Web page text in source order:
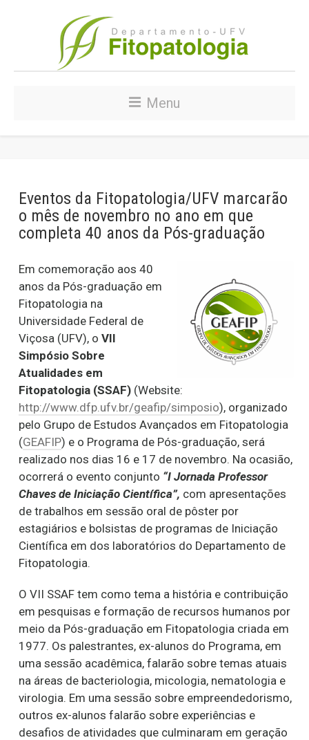
Menu
Eventos da Fitopatologia/UFV marcarão
o mês de novembro no ano em que
completa 40 anos da Pós-graduação
Em comemoração aos 40
anos da Pós-graduação em
Fitopatologia na
Universidade Federal de
Viçosa (UFV), o VII
Simpósio Sobre
Atualidades em
Fitopatologia (SSAF) (Website:
http://www.dfp.ufv.br/geafip/simposio), organizado
pelo Grupo de Estudos Avançados em Fitopatologia
(GEAFIP) e o Programa de Pós-graduação, será
realizado nos dias 16 e 17 de novembro. Na ocasião,
ocorrerá o evento conjunto “I Jornada Professor
Chaves de Iniciação Científica”, com apresentações
de trabalhos em sessão oral de pôster por
estagiários e bolsistas de programas de Iniciação
Científica em dos laboratórios do Departamento de
Fitopatologia.
O VII SSAF tem como tema a história e contribuição
em pesquisas e formação de recursos humanos por
meio da Pós-graduação em Fitopatologia criada em
1977. Os palestrantes, ex-alunos do Programa, em
uma sessão acadêmica, falarão sobre temas atuais
na áreas de bacteriologia, micologia, nematologia e
virologia. Em uma sessão sobre empreendedorismo,
outros ex-alunos falarão sobre experiências e
desafios de atividades que culminaram em geração